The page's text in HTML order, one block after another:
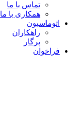
تماس با ما
همکاری با ما
اتوماسیون
راهکاران
پرگار
فراخوان